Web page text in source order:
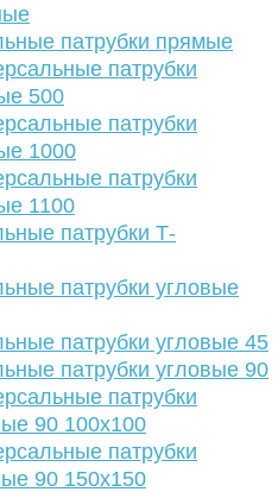
патрубки прямые
патрубки
500
патрубки
1000
патрубки
1100
патрубки Т-
патрубки угловые
патрубки угловые 45
патрубки угловые 90
патрубки
90 100х100
патрубки
90 150х150